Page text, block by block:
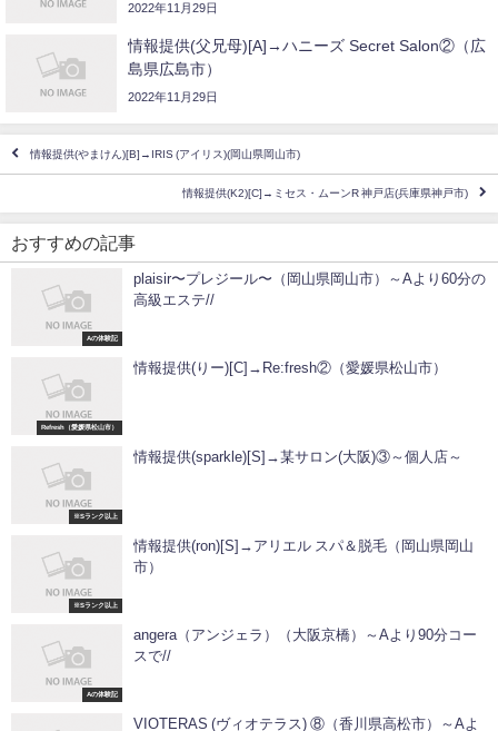
2022年11月29日
情報提供(父兄母)[A]→ハニーズ Secret Salon②（広
島県広島市）
2022年11月29日
情報提供(やまけん)[B]→IRIS (アイリス)(岡山県岡山市)
情報提供(K2)[C]→ミセス・ムーンR 神戸店(兵庫県神戸市)
おすすめの記事
Aの体験記
plaisir〜プレジール〜（岡山県岡山市）～Aより60分の
高級エステ//
Refresh（愛媛県松山市）
情報提供(りー)[C]→Re:fresh②（愛媛県松山市）
※Sランク以上
情報提供(sparkle)[S]→某サロン(大阪)③～個人店～
※Sランク以上
情報提供(ron)[S]→アリエル スパ＆脱毛（岡山県岡山
市）
Aの体験記
angera（アンジェラ）（大阪京橋）～Aより90分コー
スで//
VIOTERAS (ヴィオテラス) ⑧（香川県高松市）～Aよ